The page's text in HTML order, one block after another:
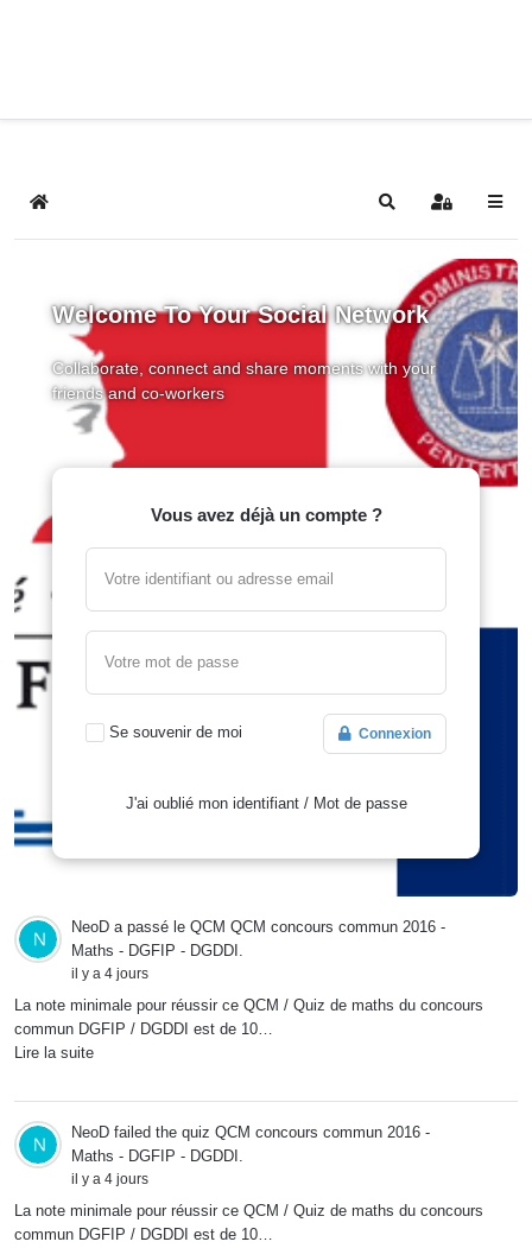
Home SearchSign In
Welcome To Your Social Network
Collaborate, connect and share moments with your
friends and co-workers
Vous avez déjà un compte ?
Votre identifiant ou adresse email
Votre mot de passe
Se souvenir de moi Connexion
J'ai oublié mon identifiant/ Mot de passe
NeoD a passé le QCM QCM concours commun 2016 -
Maths - DGFIP - DGDDI .
il y a 4 jours
La note minimale pour réussir ce QCM / Quiz de maths du concours
commun DGFIP / DGDDI est de 10…
Lire la suite
NeoD failed the quiz QCM concours commun 2016 -
Maths - DGFIP - DGDDI .
il y a 4 jours
La note minimale pour réussir ce QCM / Quiz de maths du concours
commun DGFIP / DGDDI est de 10…